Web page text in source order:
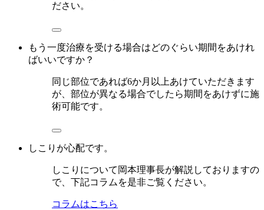
ださい。
もう一度治療を受ける場合はどのぐらい期間をあけれ
ばいいですか？
同じ部位であれば6か月以上あけていただきます
が、部位が異なる場合でしたら期間をあけずに施
術可能です。
しこりが心配です。
しこりについて岡本理事長が解説しておりますの
で、下記コラムを是非ご覧ください。
コラムはこちら